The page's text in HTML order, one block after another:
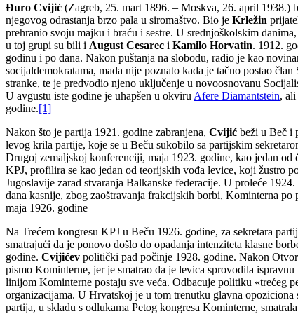
Đuro Cvijić (Zagreb, 25. mart 1896. – Moskva, 26. april 1938.)
njegovog odrastanja brzo pala u siromaštvo. Bio je Krležin
prehranio svoju majku i braću i sestre. U srednjoškolskim
u toj grupi su bili i August Cesarec i Kamilo Horvatin. 1912.
godinu i po dana. Nakon puštanja na slobodu, radio je kao
socijaldemokratama, mada nije poznato kada je tačno postao
stranke, te je predvodio njeno uključenje u novoosnovanu
U avgustu iste godine je uhapšen u okviru Afere Diamantstein,
godine.[1]
Nakon što je partija 1921. godine zabranjena, Cvijić beži u Beč i
levog krila partije, koje se u Beču sukobilo sa partijskim
Drugoj zemaljskoj konferenciji, maja 1923. godine, kao jedan
KPJ, profilira se kao jedan od teorijskih vođa levice, koji žustro
Jugoslavije zarad stvaranja Balkanske federacije. U proleće 1924.
dana kasnije, zbog zaoštravanja frakcijskih borbi, Kominterna
maja 1926. godine
Na Trećem kongresu KPJ u Beču 1926. godine, za sekretara
smatrajući da je ponovo došlo do opadanja intenziteta klasne
godine. Cvijićev politički pad počinje 1928. godine. Nakon
pismo Kominterne, jer je smatrao da je levica sprovodila
linijom Kominterne postaju sve veća. Odbacuje politiku «trećeg
organizacijama. U Hrvatskoj je u tom trenutku glavna
partija, u skladu s odlukama Petog kongresa Kominterne,